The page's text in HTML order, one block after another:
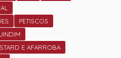
PETISCOS
E AFARROBA